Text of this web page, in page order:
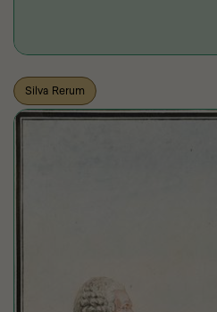
Silva Rerum